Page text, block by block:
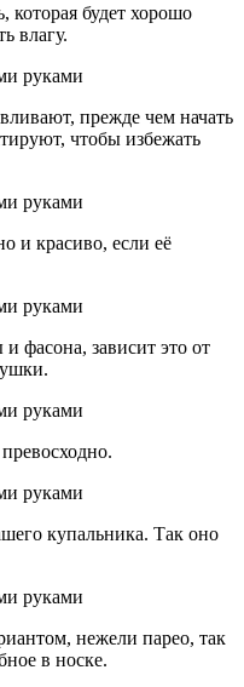
которая будет хорошо
влагу.
прежде чем начать
чтобы избежать
и красиво, если её
фасона, зависит это от
купальника. Так оно
нежели парео, так
в носке.